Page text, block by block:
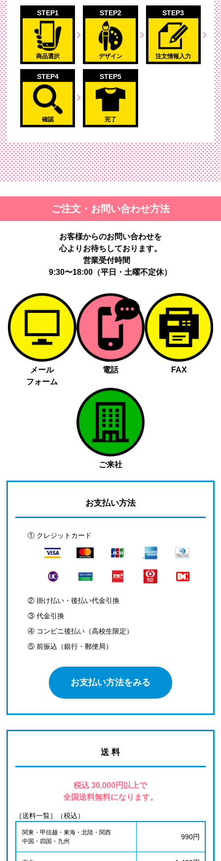
STEP1
商品選択
STEP2
デザイン
STEP3
注文情報入力
STEP4
確認
STEP5
完了
ご注文・お問い合わせ方法
お客様からのお問い合わせを
心よりお待ちしております。
営業受付時間
9:30〜18:00（平日・土曜不定休）
メール
フォーム
電話 FAX
ご来社
お支払い方法
① クレジットカード
② 掛け払い・後払い代金引換
③ 代金引換
④ コンビニ後払い（高校生限定）
⑤ 前振込（銀行・郵便局）
お支払い方法をみる
送 料
税込 30,000円以上で
全国送料無料になります。
［送料一覧］（税込）
関東・甲信越・東海・北陸・関西
中国・四国・九州
990円